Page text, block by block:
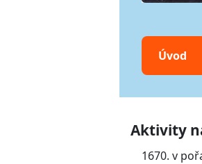
Úvod
Aktivity
1670. v